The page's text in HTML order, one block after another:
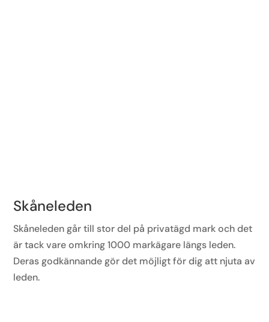
Skåneleden
Skåneleden går till stor del på privatägd mark och det
är tack vare omkring 1000 markägare längs leden.
Deras godkännande gör det möjligt för dig att njuta av
leden.